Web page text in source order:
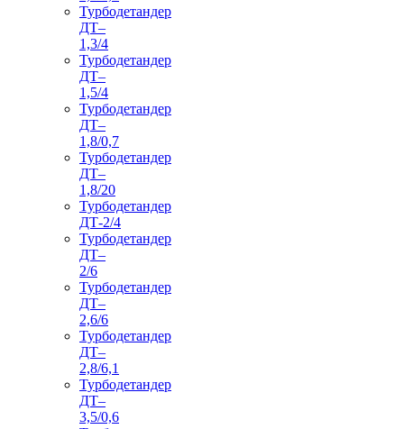
Турбодетандер
ДТ–
1,3/4
Турбодетандер
ДТ–
1,5/4
Турбодетандер
ДТ–
1,8/0,7
Турбодетандер
ДТ–
1,8/20
Турбодетандер
ДТ-2/4
Турбодетандер
ДТ–
2/6
Турбодетандер
ДТ–
2,6/6
Турбодетандер
ДТ–
2,8/6,1
Турбодетандер
ДТ–
3,5/0,6